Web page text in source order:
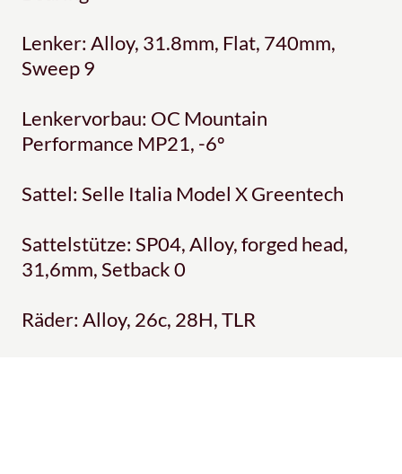
Lenker: Alloy, 31.8mm, Flat, 740mm,
Sweep 9
Lenkervorbau: OC Mountain
Performance MP21, -6º
Sattel: Selle Italia Model X Greentech
Sattelstütze: SP04, Alloy, forged head,
31,6mm, Setback 0
Räder: Alloy, 26c, 28H, TLR